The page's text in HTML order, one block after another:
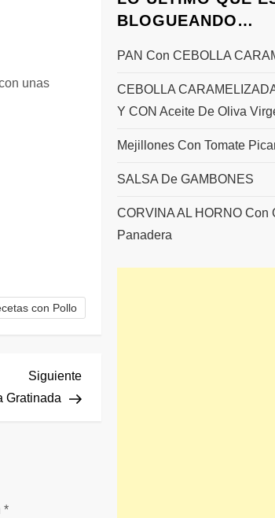
unas
con Pollo
Siguiente
entrada
Siguiente
Gratinada
*
BLOGUEANDO…
PAN Con CEBOLLA
CEBOLLA
Y CON Aceite De Oliva
Mejillones Con Tomate
SALSA De GAMBONES
CORVINA AL HORNO Con
Panadera